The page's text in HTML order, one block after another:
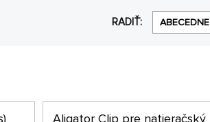
RADIŤ: ABECEDNE
Aligator Clip pre natieračský